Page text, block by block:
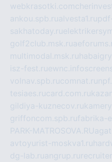
webkrasotki.com
ankou.spb.rualvesta1.ru
sakhatoday.ru
golf2club.msk.ru
multimodal.msk.ru
isz-fest.ruewnc.info
volnav.spb.rucomnat.ru
tesiaes.rucard.com.ru
gildiya-kuznecov.ru
griffoncom.spb.rufabrika-
PARK-MATROSOVA.RU
avtoyurist-moskva1.ru
dg-lab.ruangrup.ru